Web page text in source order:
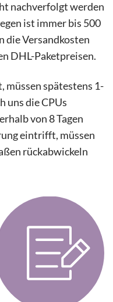
nachverfolgt werden
ist immer bis 500
die Versandkosten
DHL-Paketpreisen.
müssen spätestens 1-
uns die CPUs
von 8 Tagen
eintrifft, müssen
rückabwickeln